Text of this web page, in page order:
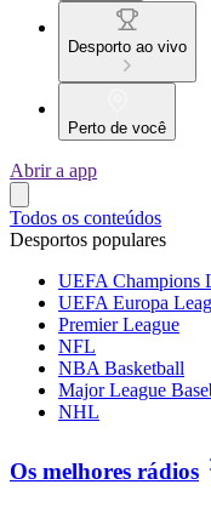
Desporto ao vivo
Perto de você
Abrir a app
Todos os conteúdos
Desportos populares
UEFA Champions
UEFA Europa
Premier League
NFL
NBA Basketball
Major League
NHL
Os melhores rádios